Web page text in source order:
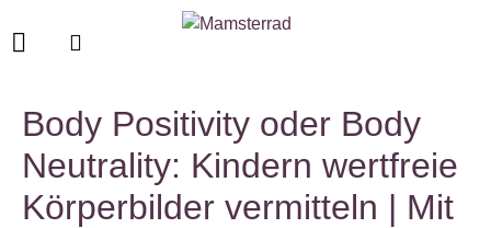
Body Positivity oder Body
Neutrality: Kindern wertfreie
Körperbilder vermitteln | Mit